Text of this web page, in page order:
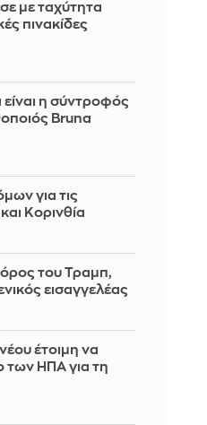
με ταχύτητα
πινακίδες
η σύντροφός
Bruna
για τις
Κορινθία
του Τραμπ,
εισαγγελέας
έτοιμη να
των ΗΠΑ για τη